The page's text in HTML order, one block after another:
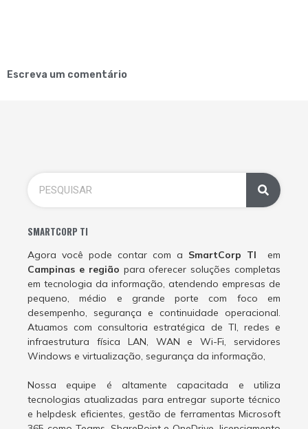
Escreva um comentário
SMARTCORP TI
Agora você pode contar com a SmartCorp TI em
Campinas e região para oferecer soluções completas
em tecnologia da informação, atendendo empresas de
pequeno, médio e grande porte com foco em
desempenho, segurança e continuidade operacional.
Atuamos com consultoria estratégica de TI, redes e
infraestrutura física LAN, WAN e Wi-Fi, servidores
Windows e virtualização, segurança da informação,
Nossa equipe é altamente capacitada e utiliza
tecnologias atualizadas para entregar suporte técnico
e helpdesk eficientes, gestão de ferramentas Microsoft